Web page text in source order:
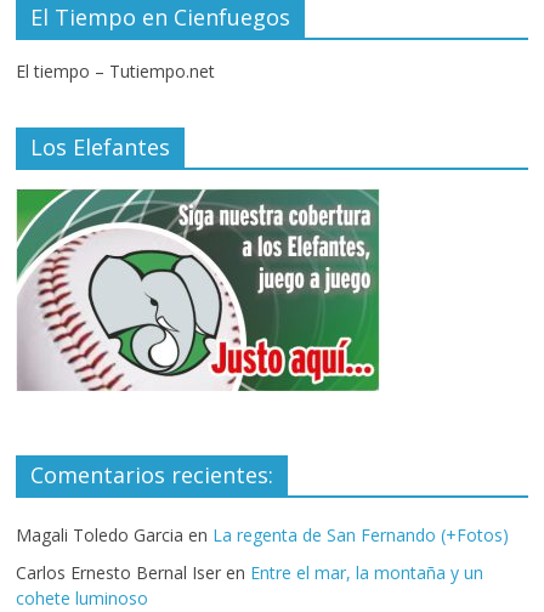
El Tiempo en Cienfuegos
El tiempo – Tutiempo.net
Los Elefantes
Comentarios recientes:
Magali Toledo Garcia en La regenta de San Fernando (+Fotos)
Carlos Ernesto Bernal Iser en Entre el mar, la montaña y un
cohete luminoso